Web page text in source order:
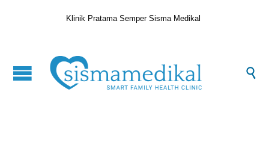
Klinik Pratama Semper Sisma Medikal
